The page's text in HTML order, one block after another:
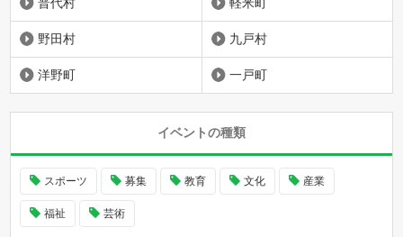
普代村 軽米町
野田村 九戸村
洋野町 一戸町
イベントの種類
スポーツ 募集 教育 文化 産業
福祉 芸術